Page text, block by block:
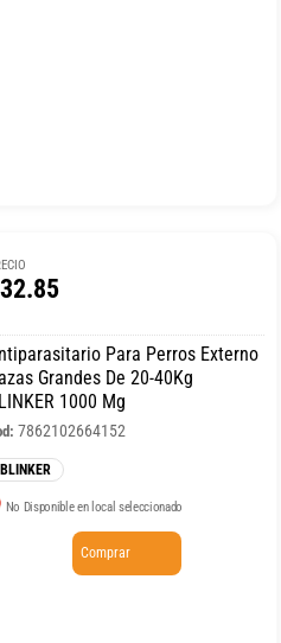
Para Perros Externo
Grandes De 20-40Kg
1000 Mg
7862102664152
BLINKER
No Disponible en local seleccionado
Comprar